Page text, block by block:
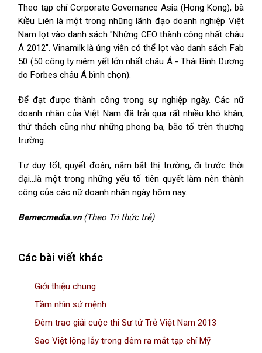
Theo tạp chí Corporate Governance Asia (Hong Kong), bà
Kiều Liên là một trong những lãnh đạo doanh nghiệp Việt
Nam lọt vào danh sách "Những CEO thành công nhất châu
Á 2012". Vinamilk là ứng viên có thể lọt vào danh sách Fab
50 (50 công ty niêm yết lớn nhất châu Á - Thái Bình Dương
do Forbes châu Á bình chọn).
Để đạt được thành công trong sự nghiệp ngày. Các nữ
doanh nhân của Việt Nam đã trải qua rất nhiều khó khăn,
thử thách cũng như những phong ba, bão tố trên thương
trường.
Tư duy tốt, quyết đoán, nắm bắt thị trường, đi trước thời
đại…là một trong những yếu tố tiên quyết làm nên thành
công của các nữ doanh nhân ngày hôm nay.
Bemecmedia.vn (Theo Tri thức trẻ)
Các bài viết khác
Giới thiệu chung
Tầm nhìn sứ mệnh
Đêm trao giải cuộc thi Sư tử Trẻ Việt Nam 2013
Sao Việt lộng lẫy trong đêm ra mắt tạp chí Mỹ